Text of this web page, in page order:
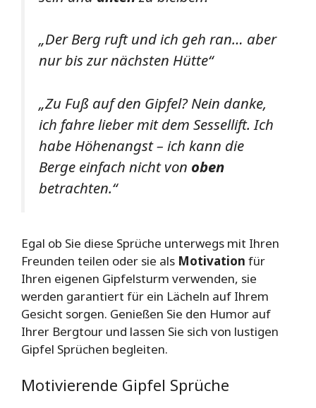
„Der Berg ruft und ich geh ran… aber
nur bis zur nächsten Hütte“
„Zu Fuß auf den Gipfel? Nein danke,
ich fahre lieber mit dem Sessellift. Ich
habe Höhenangst – ich kann die
Berge einfach nicht von oben
betrachten.“
Egal ob Sie diese Sprüche unterwegs mit Ihren
Freunden teilen oder sie als Motivation für
Ihren eigenen Gipfelsturm verwenden, sie
werden garantiert für ein Lächeln auf Ihrem
Gesicht sorgen. Genießen Sie den Humor auf
Ihrer Bergtour und lassen Sie sich von lustigen
Gipfel Sprüchen begleiten.
Motivierende Gipfel Sprüche